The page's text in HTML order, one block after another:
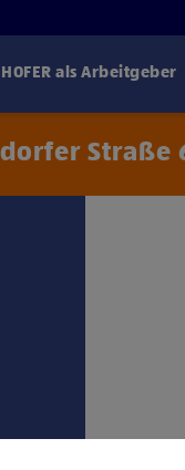
HOFER als Arbeitgeber
Straße